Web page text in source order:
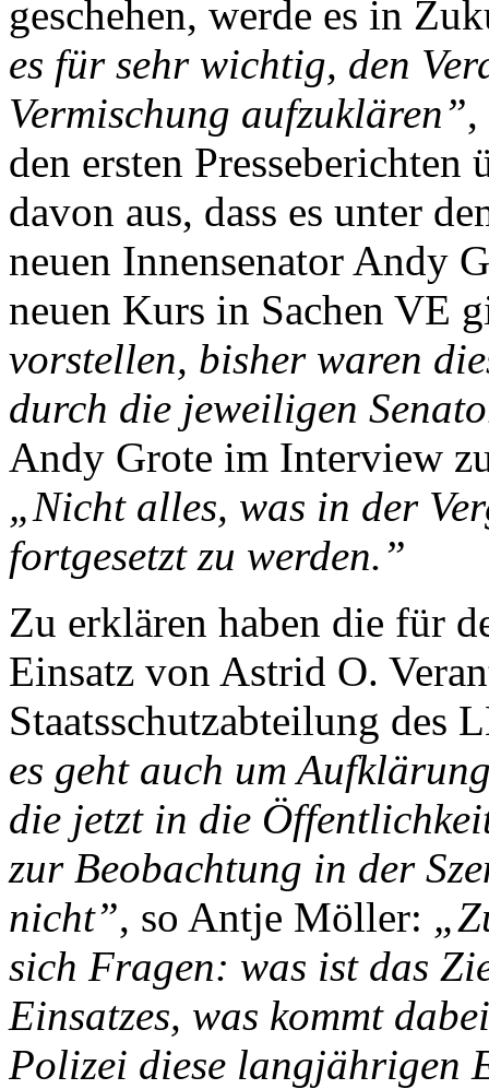
geschehen, werde es in
es für sehr wichtig, den
Vermischung aufzuklären”,
den ersten
davon aus, dass es unter
neuen Innensenator Andy
neuen Kurs in Sachen VE
vorstellen, bisher waren
durch die jeweiligen
Andy Grote im Interview
„Nicht alles, was in der
fortgesetzt zu werden.”
Zu erklären haben die für
Einsatz von Astrid O.
Staatsschutzabteilung des
es geht auch um
die jetzt in die
zur Beobachtung in der
nicht”, so Antje Möller:
sich Fragen: was ist das
Einsatzes, was kommt
Polizei diese langjährigen